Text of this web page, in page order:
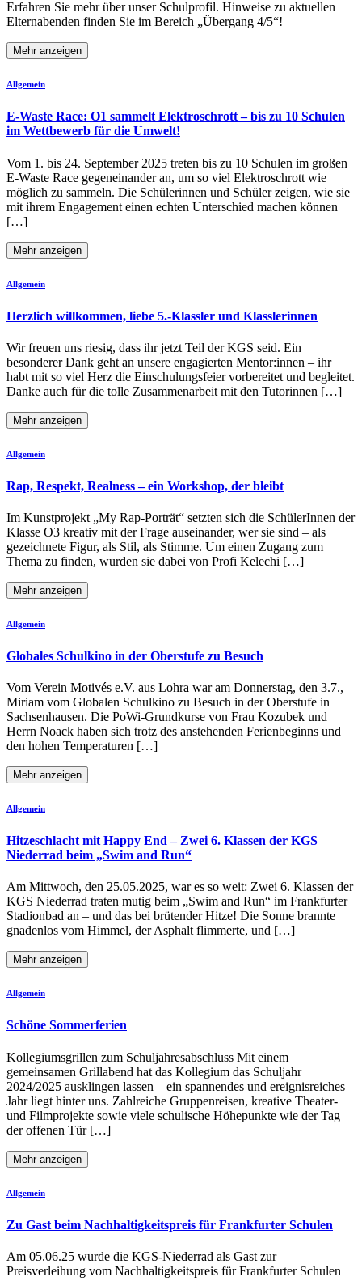
Erfahren Sie mehr über unser Schulprofil. Hinweise zu aktuellen
Elternabenden finden Sie im Bereich „Übergang 4/5“!
Mehr anzeigen
Allgemein
E-Waste Race: O1 sammelt Elektroschrott – bis zu 10 Schulen
im Wettbewerb für die Umwelt!
Vom 1. bis 24. September 2025 treten bis zu 10 Schulen im großen
E-Waste Race gegeneinander an, um so viel Elektroschrott wie
möglich zu sammeln. Die Schülerinnen und Schüler zeigen, wie sie
mit ihrem Engagement einen echten Unterschied machen können
[…]
Mehr anzeigen
Allgemein
Herzlich willkommen, liebe 5.-Klassler und Klasslerinnen
Wir freuen uns riesig, dass ihr jetzt Teil der KGS seid. Ein
besonderer Dank geht an unsere engagierten Mentor:innen – ihr
habt mit so viel Herz die Einschulungsfeier vorbereitet und begleitet.
Danke auch für die tolle Zusammenarbeit mit den Tutorinnen […]
Mehr anzeigen
Allgemein
Rap, Respekt, Realness – ein Workshop, der bleibt
Im Kunstprojekt „My Rap-Porträt“ setzten sich die SchülerInnen der
Klasse O3 kreativ mit der Frage auseinander, wer sie sind – als
gezeichnete Figur, als Stil, als Stimme. Um einen Zugang zum
Thema zu finden, wurden sie dabei von Profi Kelechi […]
Mehr anzeigen
Allgemein
Globales Schulkino in der Oberstufe zu Besuch
Vom Verein Motivés e.V. aus Lohra war am Donnerstag, den 3.7.,
Miriam vom Globalen Schulkino zu Besuch in der Oberstufe in
Sachsenhausen. Die PoWi-Grundkurse von Frau Kozubek und
Herrn Noack haben sich trotz des anstehenden Ferienbeginns und
den hohen Temperaturen […]
Mehr anzeigen
Allgemein
Hitzeschlacht mit Happy End – Zwei 6. Klassen der KGS
Niederrad beim „Swim and Run“
Am Mittwoch, den 25.05.2025, war es so weit: Zwei 6. Klassen der
KGS Niederrad traten mutig beim „Swim and Run“ im Frankfurter
Stadionbad an – und das bei brütender Hitze! Die Sonne brannte
gnadenlos vom Himmel, der Asphalt flimmerte, und […]
Mehr anzeigen
Allgemein
Schöne Sommerferien
Kollegiumsgrillen zum Schuljahresabschluss Mit einem
gemeinsamen Grillabend hat das Kollegium das Schuljahr
2024/2025 ausklingen lassen – ein spannendes und ereignisreiches
Jahr liegt hinter uns. Zahlreiche Gruppenreisen, kreative Theater-
und Filmprojekte sowie viele schulische Höhepunkte wie der Tag
der offenen Tür […]
Mehr anzeigen
Allgemein
Zu Gast beim Nachhaltigkeitspreis für Frankfurter Schulen
Am 05.06.25 wurde die KGS-Niederrad als Gast zur
Preisverleihung vom Nachhaltigkeitspreis für Frankfurter Schulen